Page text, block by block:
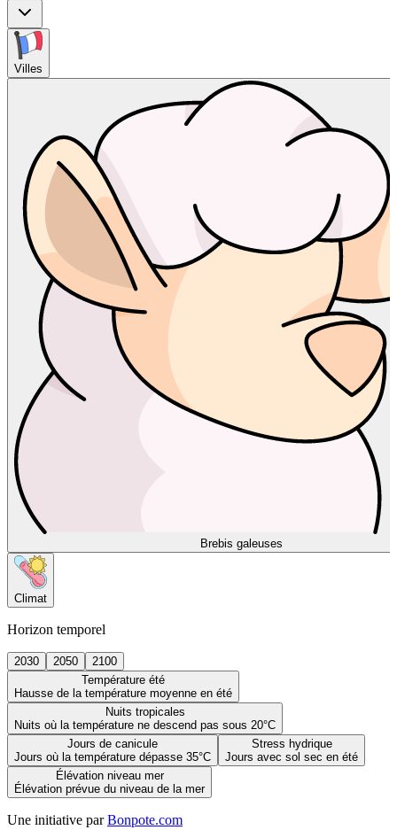
Villes
Brebis galeuses
Climat
Horizon temporel
2030 2050
2100
Température été
Hausse de la température moyenne en été
Nuits tropicales
Nuits où la température ne descend pas sous 20°C
Jours de canicule
Jours où la température dépasse 35°C
Stress hydrique
Jours avec sol sec en été
Élévation niveau mer
Élévation prévue du niveau de la mer
Une initiative par Bonpote.com